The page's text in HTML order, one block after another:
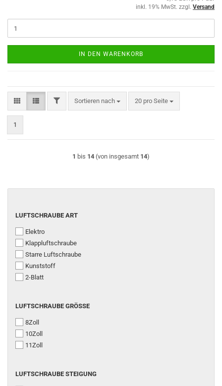
inkl. 19% MwSt. zzgl. Versand
IN DEN WARENKORB
FILTERSortieren nach
Sortieren nach 20 pro Seite
pro Seite
1
1 bis 14 (von insgesamt 14)
LUFTSCHRAUBE
LUFTSCHRAUBE ART
Elektro
Klappluftschraube
Starre Luftschraube
Kunststoff
2-Blatt
LUFTSCHRAUBE
LUFTSCHRAUBE GRÖSSE
8Zoll
10Zoll
11Zoll
LUFTSCHRAUBE
LUFTSCHRAUBE STEIGUNG